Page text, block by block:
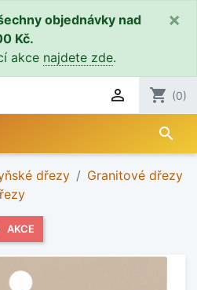
objednávky nad
Kč.
akce najdete zde.
×
 shopping_cart (0)
search
dřezy
Granitové dřezy
AKCE